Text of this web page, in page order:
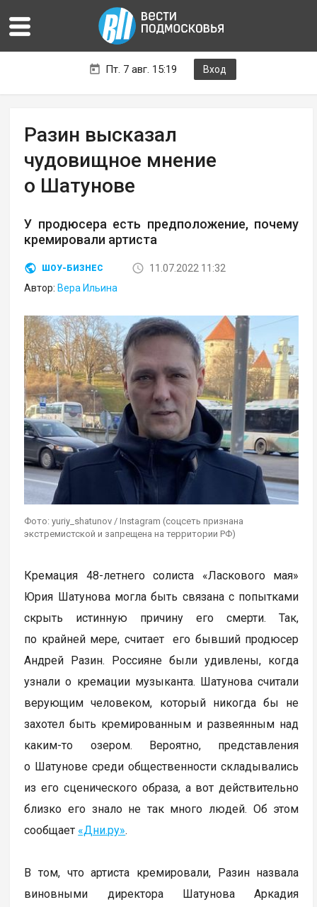
Пт. 7 авг. 15:19 Вход
Разин высказал
чудовищное мнение
о Шатунове
У продюсера есть предположение, почему
кремировали артиста
ШОУ-БИЗНЕС
11.07.2022 11:32
Автор: Вера Ильина
Фото: yuriy_shatunov / Instagram (соцсеть признана
экстремистской и запрещена на территории РФ)
Кремация 48-летнего солиста «Ласкового мая»
Юрия Шатунова могла быть связана с попытками
скрыть истинную причину его смерти. Так,
по крайней мере, считает его бывший продюсер
Андрей Разин. Россияне были удивлены, когда
узнали о кремации музыканта. Шатунова считали
верующим человеком, который никогда бы не
захотел быть кремированным и развеянным над
каким-то озером. Вероятно, представления
о Шатунове среди общественности складывались
из его сценического образа, а вот действительно
близко его знало не так много людей. Об этом
сообщает «Дни.ру».
В том, что артиста кремировали, Разин назвала
виновными директора Шатунова Аркадия